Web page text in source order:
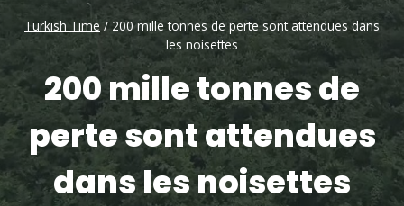
Turkish Time / 200 mille tonnes de perte sont attendues dans
les noisettes
200 mille tonnes de
perte sont attendues
dans les noisettes